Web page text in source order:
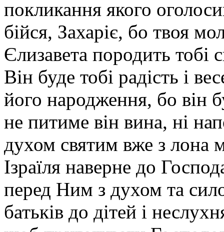
покликання якого
бійся, Захаріє, бо твоя
Єлизавета породить тобі
Він буде тобі радість і
його народження, бо він
не питиме він вина, ні
духом святим вже з лона
Ізраїля наверне до
перед Ним з духом та
батьків до дітей і